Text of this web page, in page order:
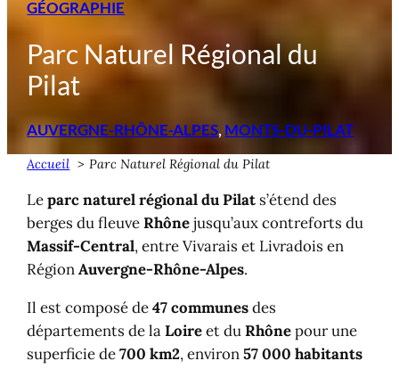
GÉOGRAPHIE
Parc Naturel Régional du
Pilat
AUVERGNE-RHÔNE-ALPES, MONTS-DU-PILAT
Accueil Parc Naturel Régional du Pilat
Leparc naturel régional du Pilat s’étend des
berges du fleuveRhônejusqu’aux contreforts du
Massif-Central, entre Vivarais et Livradois en
RégionAuvergne-Rhône-Alpes.
Il est composé de47 communesdes
départements de laLoireet duRhônepour une
superficie de700 km2, environ57 000 habitants